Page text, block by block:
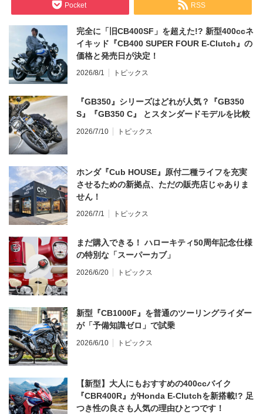
Pocket RSS
完全に「旧CB400SF」を超えた!? 新型400ccネ
イキッド『CB400 SUPER FOUR E-Clutch』の
価格と発売日が決定！
2026/8/1 トピックス
『GB350』シリーズはどれが人気？『GB350
S』『GB350 C』 とスタンダードモデルを比較
2026/7/10 トピックス
ホンダ『Cub HOUSE』原付二種ライフを充実
させるための新拠点、ただの販売店じゃありま
せん！
2026/7/1 トピックス
まだ購入できる！ ハローキティ50周年記念仕様
の特別な「スーパーカブ」
2026/6/20 トピックス
新型『CB1000F』を普通のツーリングライダー
が「予備知識ゼロ」で試乗
2026/6/10 トピックス
【新型】大人にもおすすめの400ccバイク
『CBR400R』がHonda E-Clutchを新搭載!? 足
つき性の良さも人気の理由ひとつです！